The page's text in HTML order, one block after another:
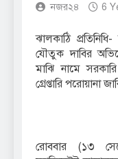
নজর২৪ 6
ঝালকাঠি
যৌতুক দাবির
মাঝি নামে
গ্রেপ্তারি পরোয়ানা
রোববার (১৩